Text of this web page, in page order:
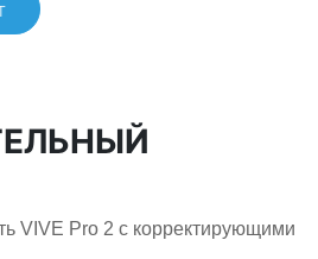
VIVE Pro 2 c корректирующими